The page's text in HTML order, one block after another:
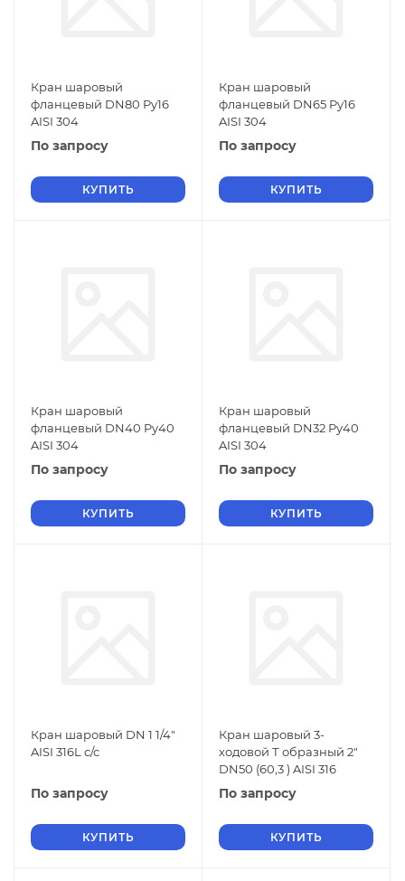
Кран шаровый
фланцевый DN80 Py16
AISI 304
По запросу
КУПИТЬ
Кран шаровый
фланцевый DN65 Py16
AISI 304
По запросу
КУПИТЬ
Кран шаровый
фланцевый DN40 Py40
AISI 304
По запросу
КУПИТЬ
Кран шаровый
фланцевый DN32 Py40
AISI 304
По запросу
КУПИТЬ
Кран шаровый DN 1 1/4"
AISI 316L с/с
По запросу
КУПИТЬ
Кран шаровый 3-
ходовой Т образный 2"
DN50 (60,3 ) AISI 316
По запросу
КУПИТЬ